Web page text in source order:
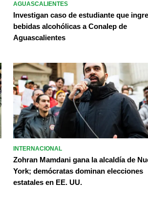
AGUASCALIENTES
Investigan caso de estudiante que
bebidas alcohólicas a Conalep de
Aguascalientes
INTERNACIONAL
Zohran Mamdani gana la alcaldía de
York; demócratas dominan elecciones
estatales en EE. UU.